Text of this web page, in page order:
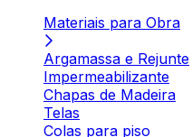
Materiais para Obra
Argamassa e Rejunte
Impermeabilizante
Chapas de Madeira
Telas
Colas para piso